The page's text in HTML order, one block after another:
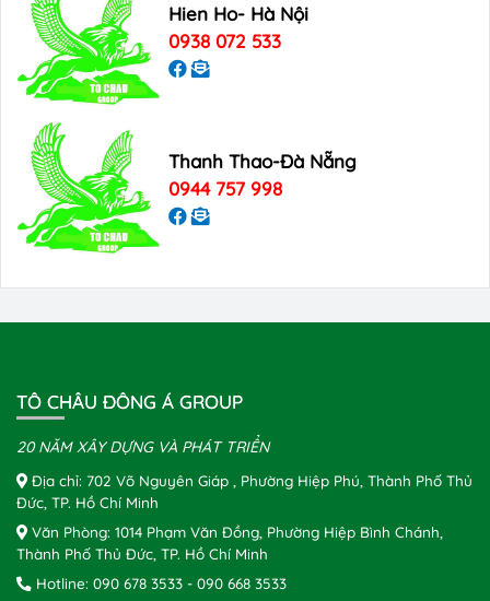
Hien Ho- Hà Nội
0938 072 533
Thanh Thao-Đà Nẵng
0944 757 998
TÔ CHÂU ĐÔNG Á GROUP
20 NĂM XÂY DỰNG VÀ PHÁT TRIỂN
Địa chỉ: 702 Võ Nguyên Giáp , Phường Hiệp Phú, Thành Phố Thủ
Đức, TP. Hồ Chí Minh
Văn Phòng: 1014 Phạm Văn Đồng, Phường Hiệp Bình Chánh,
Thành Phố Thủ Đức, TP. Hồ Chí Minh
Hotline: 090 678 3533 - 090 668 3533